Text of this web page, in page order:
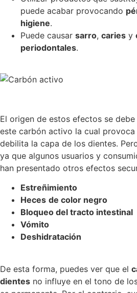
puede acabar provocando
higiene.
Puede causar sarro, caries y
periodontales.
El origen de estos efectos se
este carbón activo la cual
debilita la capa de los dientes.
ya que algunos usuarios y
han presentado otros efectos
Estreñimiento
Heces de color negro
Bloqueo del tracto intestinal
Vómito
Deshidratación
De esta forma, puedes ver que el
dientes no influye en el tono de